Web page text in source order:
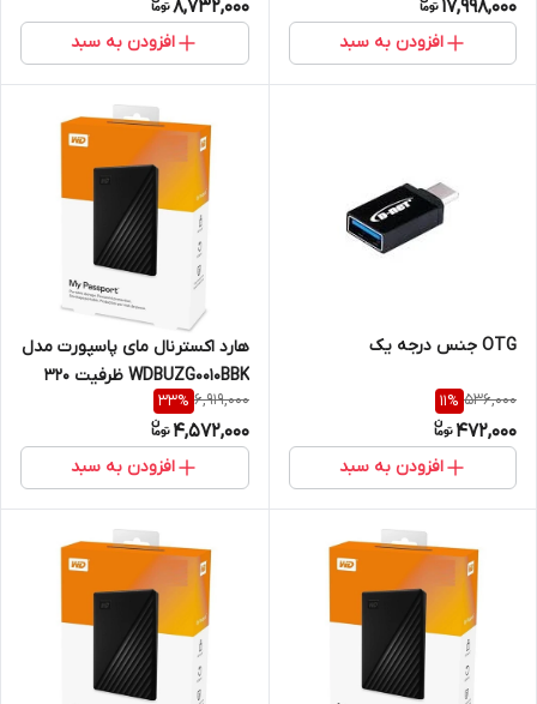
17,998,000
افزودن به سبد
8,732,000
افزودن به سبد
OTG جنس درجه یک
536,000
11%
472,000
افزودن به سبد
هارد اکسترنال مای پاسپورت مدل
WDBUZG0010BBK ظرفیت 320
گیگابایت یکسال گارانتی
6,919,000
33%
4,572,000
افزودن به سبد